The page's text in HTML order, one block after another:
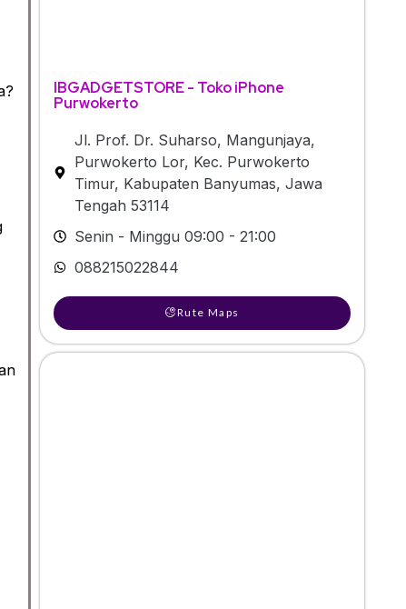
IBGADGETSTORE - Toko iPhone
Purwokerto
Jl. Prof. Dr. Suharso, Mangunjaya,
Purwokerto Lor, Kec. Purwokerto
Timur, Kabupaten Banyumas, Jawa
Tengah 53114
Senin - Minggu 09:00 - 21:00
088215022844
Rute Maps